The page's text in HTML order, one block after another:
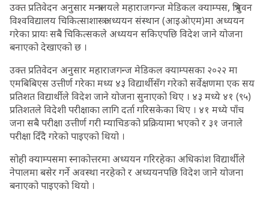
उक्त प्रतिवेदन अनुसार मन्त्रालयले महाराजगन्ज मेडिकल क्याम्पस, त्रिभुवन
विश्वविद्यालय चिकित्साशास्त्र अध्ययन संस्थान (आइओएम)मा अध्ययन
गरेका प्रायः सबै चिकित्सकले अध्ययन सकिएपछि विदेश जाने योजना
बनाएको देखाएको छ ।
उक्त प्रतिवेदन अनुसार महाराजगन्ज मेडिकल क्याम्पसका २०२२ मा
एमबिबिएस उत्तीर्ण गरेका मध्य ४३ विद्यार्थीसँग गरेको सर्वेक्षणमा एक सय
प्रतिशत विद्यार्थीले विदेश जाने योजना सुनाएको थिए । ४३ मध्ये ४१ (९५)
प्रतिशतले विदेशी परीक्षाका लागि दर्ता गरिसकेका थिए । ४१ मध्ये पाँच
जना सबै परीक्षा उत्तीर्ण गरी म्याचिङको प्रक्रियामा भएको र ३१ जनाले
परीक्षा दिँदै गरेको पाइएको थियो ।
सोही क्याम्पसमा स्नाकोत्तरमा अध्ययन गरिरहेका अधिकांश विद्यार्थीले
नेपालमा बसेर गर्ने अवस्था नरहेको र अध्ययनपछि विदेश जाने योजना
बनाएको पाइएको थियो ।